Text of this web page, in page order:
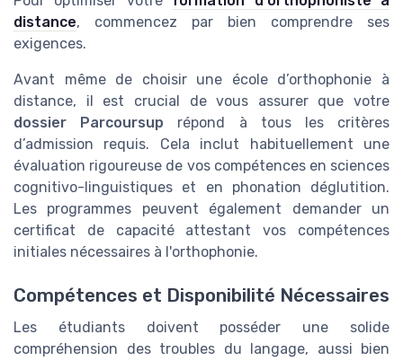
distance, commencez par bien comprendre ses
exigences.
Avant même de choisir une école d’orthophonie à
distance, il est crucial de vous assurer que votre
dossier Parcoursup répond à tous les critères
d’admission requis. Cela inclut habituellement une
évaluation rigoureuse de vos compétences en sciences
cognitivo-linguistiques et en phonation déglutition.
Les programmes peuvent également demander un
certificat de capacité attestant vos compétences
initiales nécessaires à l'orthophonie.
Compétences et Disponibilité Nécessaires
Les étudiants doivent posséder une solide
compréhension des troubles du langage, aussi bien